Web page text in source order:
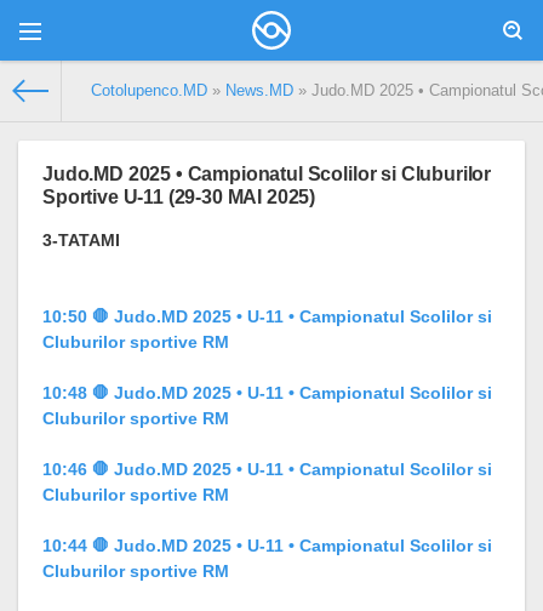
Сotolupenco.MD » News.MD » Judo.MD 2025 • Campionatul
Judo.MD 2025 • Campionatul Scolilor si Cluburilor
Sportive U-11 (29-30 MAI 2025)
3-TATAMI
10:50 🛑 Judo.MD 2025 • U-11 • Campionatul Scolilor si
Cluburilor sportive RM
10:48 🛑 Judo.MD 2025 • U-11 • Campionatul Scolilor si
Cluburilor sportive RM
10:46 🛑 Judo.MD 2025 • U-11 • Campionatul Scolilor si
Cluburilor sportive RM
10:44 🛑 Judo.MD 2025 • U-11 • Campionatul Scolilor si
Cluburilor sportive RM